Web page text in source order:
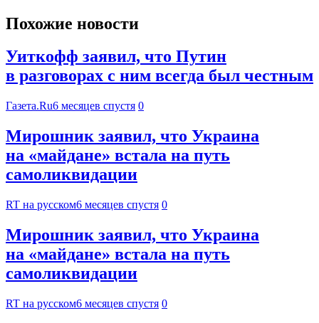
Похожие новости
Уиткофф заявил, что Путин
в разговорах с ним всегда был честным
Газета.Ru6 месяцев спустя 0
Мирошник заявил, что Украина
на «майдане» встала на путь
самоликвидации
RT на русском6 месяцев спустя 0
Мирошник заявил, что Украина
на «майдане» встала на путь
самоликвидации
RT на русском6 месяцев спустя 0